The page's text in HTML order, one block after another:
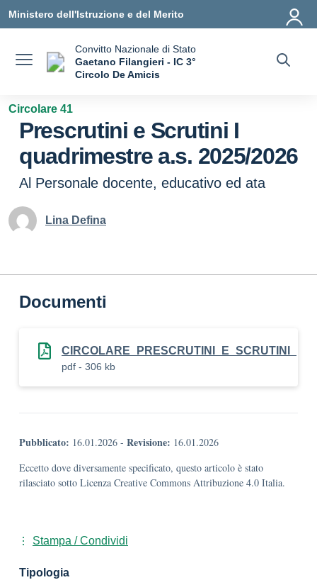
Ministero dell'Istruzione e del Merito
Convitto Nazionale di Stato
Gaetano Filangieri - IC 3°
Circolo De Amicis
Circolare 41
Prescrutini e Scrutini I
quadrimestre a.s. 2025/2026
Al Personale docente, educativo ed ata
Lina Defina
Documenti
CIRCOLARE_PRESCRUTINI_E_SCRUTINI_
pdf - 306 kb
Pubblicato: 16.01.2026 - Revisione: 16.01.2026
Eccetto dove diversamente specificato, questo articolo è stato
rilasciato sotto Licenza Creative Commons Attribuzione 4.0 Italia.
Stampa / Condividi
Tipologia